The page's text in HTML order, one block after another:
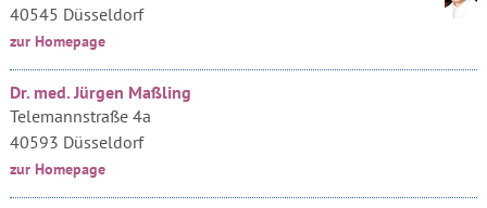
40545 Düsseldorf
zur Homepage
Dr. med. Jürgen Maßling
Telemannstraße 4a
40593 Düsseldorf
zur Homepage